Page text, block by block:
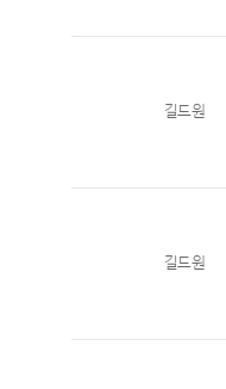
길드원
길드원